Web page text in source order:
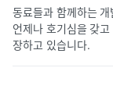
동료들과 함께하는
언제나 호기심을 갖
장하고 있습니다.